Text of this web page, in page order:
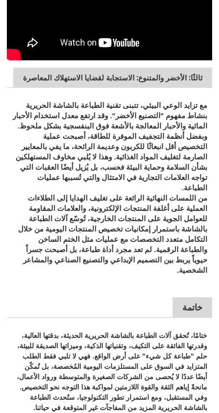
ثالثًا: الأخضر والمتنوع: الاستجابة لقضايا الاستهلاك المعاصرة
مع تزايد الوعي البيئي، تتبنى تقنية الطباعة بالشاشة الحريرية
بنشاط مفهوم "التصنيع الأخضر". وقد ارتفع معدل استخدام الأحبار
المائية والأحبار المعالجة بالأشعة فوق البنفسجية بشكل ملحوظ.
وبفضل أنظمة التجفيف الموفرة للطاقة، أصبحت عملية
التخصيص أقل انبعاثًا للكربون وعديمة الرائحة، ما يفي بالمعايير
الصارمة لتغليف المواد الغذائية. وهذا لا يُلبي مخاوف المستهلكين
بشأن السلامة وحماية البيئة فحسب، بل يُزيل أيضًا العقبات التي
تواجه العلامات التجارية في الامتثال والتي تُسببها عمليات
الطباعة.
من اللمسات النهائية الرائعة على تغليف الهدايا إلى الطلاءات
العملية على أغلفة المنتجات الإلكترونية، والعلامات المقاومة
للعوامل الجوية على المنتجات الخارجية، تُوسّع آلات الطباعة
بالشاشة باستمرار إمكانيات تخصيص المنتجات اليومية من خلال
التكامل متعدد التخصصات مع عمليات مثل الختم الساخن
والطباعة الرقمية. لم تعد مجرد أداة طباعة، بل أصبحت جسراً
حيوياً يربط بين التصميم الإبداعي والتصنيع الصناعي والمشاعر
الشخصية.
خاتمة
ختامًا، تُحقق آلات الطباعة بالشاشة الحريرية الحديثة، بدقتها العالية،
وقدرتها الفائقة على التكيف، وتقنياتها الذكية، وميزاتها الصديقة للبيئة،
حلم "طباعة كل شيء" على أرض الواقع. فهي لا تلبي فقط الطلب
المتزايد في السوق على المستلزمات اليومية المُخصصة، بل تُمكّن
أيضًا عددًا لا يُحصى من الشركات الصغيرة والمتوسطة ورواد الأعمال،
مانحةً إياهم الثقة والقوة اللازمتين لمواكبة هذا التوجه نحو التخصيص.
وفي المستقبل، ومع استمرار تطور التكنولوجيا، ستُحدث الطباعة
بالشاشة الحريرية المزيد من المفاجآت غير المتوقعة في حياتنا.